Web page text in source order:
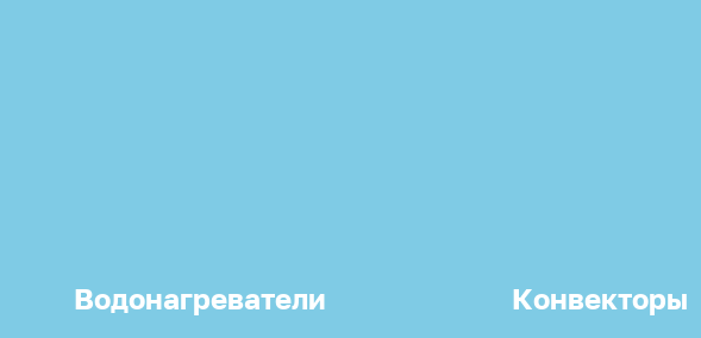
Водонагреватели Конвекторы